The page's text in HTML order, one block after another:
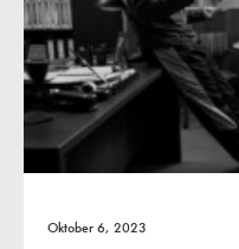
Oktober 6, 2023